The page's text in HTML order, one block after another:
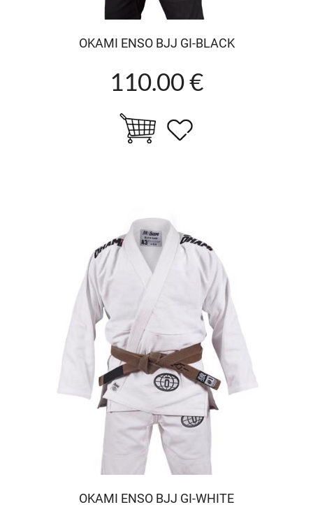
OKAMI ENSO BJJ GI-BLACK
110.00 €
OKAMI ENSO BJJ GI-WHITE